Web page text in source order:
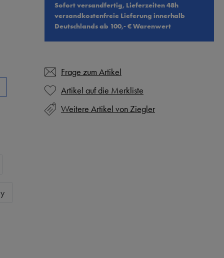
Sofort versandfertig, Lieferzeiten 48h
versandkostenfreie Lieferung innerhalb
Deutschlands ab 100,- € Warenwert
Frage zum Artikel
Weitere Artikel von Ziegler